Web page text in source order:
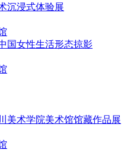
沉浸式体验展
国女性生活形态掠影
美术学院美术馆馆藏作品展